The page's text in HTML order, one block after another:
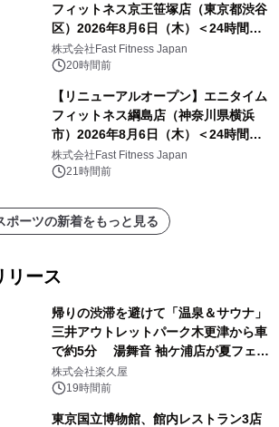
フィットネス京王笹塚店（東京都渋谷
区）2026年8月6日（木）＜24時間年
中無休のフィットネスジム＞
株式会社Fast Fitness Japan
20時間前
【リニューアルオープン】エニタイム
フィットネス綱島店（神奈川県横浜
市）2026年8月6日（木）＜24時間年
中無休のフィットネスジム＞
株式会社Fast Fitness Japan
21時間前
ポーツの新着をもっと見る
リース
帰りの渋滞を避けて「温泉＆サウナ」
三井アウトレットパーク木更津から車
で約5分 湯舞音 袖ケ浦店が夏フェア
メニューを提供
株式会社楽久屋
19時間前
東京国立博物館、館内レストラン3店